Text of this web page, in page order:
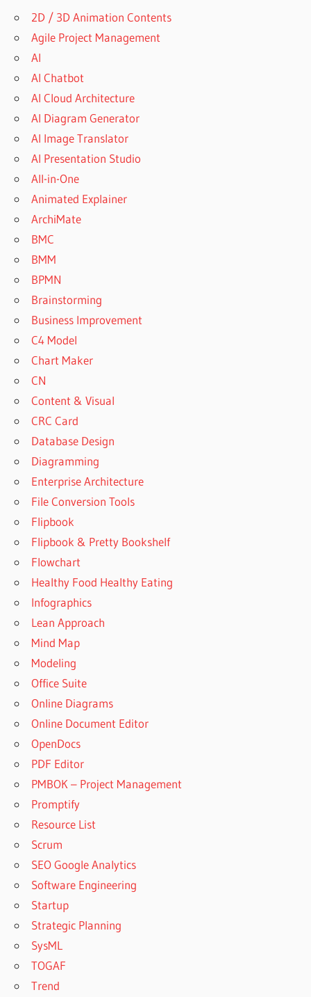
2D / 3D Animation Contents
Agile Project Management
AI
AI Chatbot
AI Cloud Architecture
AI Diagram Generator
AI Image Translator
AI Presentation Studio
All-in-One
Animated Explainer
ArchiMate
BMC
BMM
BPMN
Brainstorming
Business Improvement
C4 Model
Chart Maker
CN
Content & Visual
CRC Card
Database Design
Diagramming
Enterprise Architecture
File Conversion Tools
Flipbook
Flipbook & Pretty Bookshelf
Flowchart
Healthy Food Healthy Eating
Infographics
Lean Approach
Mind Map
Modeling
Office Suite
Online Diagrams
Online Document Editor
OpenDocs
PDF Editor
PMBOK – Project Management
Promptify
Resource List
Scrum
SEO Google Analytics
Software Engineering
Startup
Strategic Planning
SysML
TOGAF
Trend